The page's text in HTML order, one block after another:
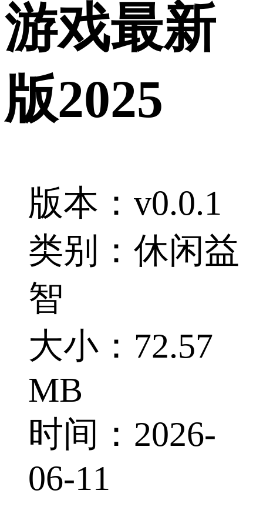
游戏最新
版2025
版本：v0.0.1
类别：休闲益
智
大小：72.57
MB
时间：2026-
06-11